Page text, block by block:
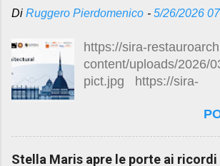
ricordi.html
https://
t6Y7X6
Di Ruggero Pierdomenico - 5/26/2026
https://sira-
content/uploads/2026/
pict.jpg https://sira-
content/uploads/2026/
st-1-1280x720.jpg
Stella Maris apre le porte ai ricordi